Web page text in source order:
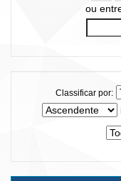
ou
Classificar por: